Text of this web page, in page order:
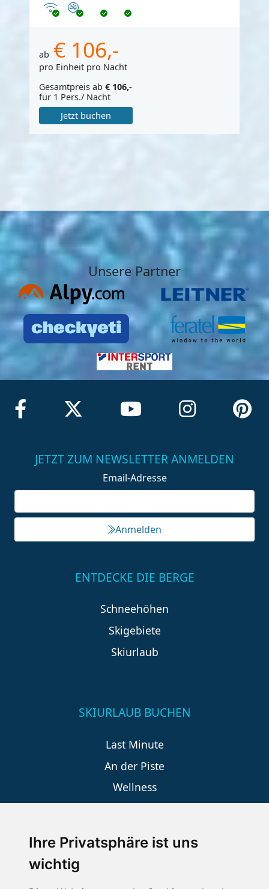
Ihre Privatsphäre ist uns
wichtig
InternetNichtraucher
ab € 106,-
pro Einheit pro Nacht
Gesamtpreis ab € 106,-
für 1 Pers./ Nacht
Jetzt buchen
Unsere Partner
JETZT ZUM NEWSLETTER ANMELDEN
Email-Adresse
Anmelden
ENTDECKE DIE BERGE
Schneehöhen
Skigebiete
Skiurlaub
SKIURLAUB BUCHEN
Last Minute
An der Piste
Wellness
SCHNEEHÖHEN SKI APP
Die Schneehoehen Ski APP für iOS und Android - Ein
Muss für alle Wintersportler und Schneefreaks!